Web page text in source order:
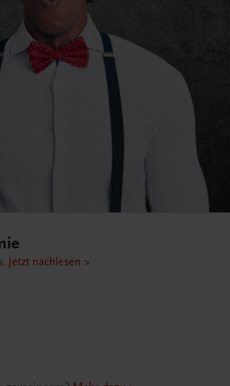
für Ihre Mitarbeiter/innen
im Überblick.Jetzt entdecken & buchen >